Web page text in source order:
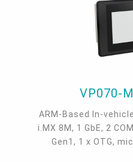
VP070-
ARM-Based In-
i.MX 8M, 1 GbE, 2
Gen1, 1 x OTG,